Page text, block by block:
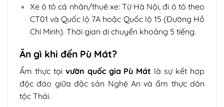
Xe ô tô cá nhân/thuê xe: Từ Hà Nội, đi ô tô theo
CT01 và Quốc lộ 7A hoặc Quốc lộ 15 (Đường Hồ
Chí Minh). Thời gian di chuyển khoảng 5 tiếng.
Ăn gì khi đến Pù Mát?
Ẩm thực tại vườn quốc gia Pù Mát là sự kết hợp
độc đáo giữa đặc sản Nghệ An và ẩm thực dân
tộc Thái.